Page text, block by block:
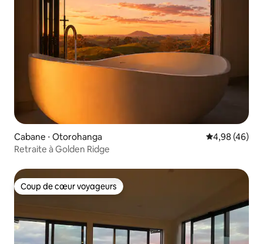
Cabane ⋅ Otorohanga Évaluation
4,98 (46)
Retraite à Golden Ridge
Coup de cœur voyageurs
Coup de cœur voyageurs